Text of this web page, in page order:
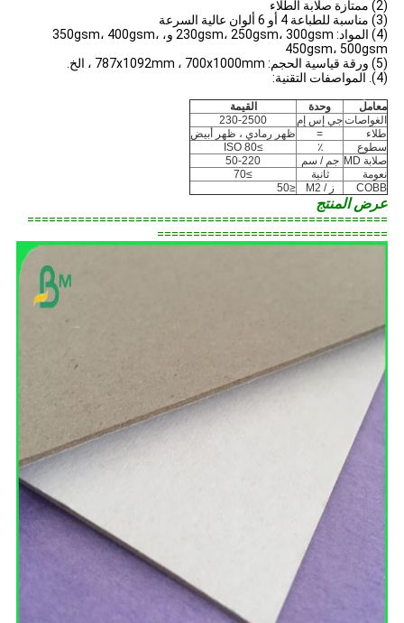
(2) ممتازة صلابة الطلاء
(3) مناسبة للطباعة 4 أو 6 ألوان عالية السرعة
(4) المواد: 230gsm، 250gsm، 300gsm و، 350gsm، 400gsm،
450gsm، 500gsm
(5) ورقة قياسية الحجم: 787x1092mm ، 700x1000mm ، الخ.
(4). المواصفات التقنية:
معامل وحدة
القيمة
الغواصاتجي إس إم
230-2500
طلاء
=
ظهر رمادي ، ظهر أبيض
سطوع
٪
≥80 ISO
صلابة MD
جم / سم
50-220
نعومة
ثانية
≥70
COBB
ز / M2 ≤50
عرض المنتج
==================================================
================================